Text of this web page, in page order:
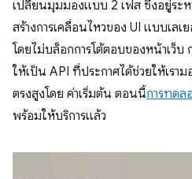
เปลี่ยนมุมมองแบบ 2 เฟส ซึ่งอยู่ระ
สร้างการเคลื่อนไหวของ UI แบบเล
โดยไม่บล็อกการโต้ตอบของหน้าเว็
ให้เป็น API ที่ประกาศได้ช่วยให้เรา
ตรงสูงโดย ค่าเริ่มต้น ตอนนี้การทดล
พร้อมให้บริการแล้ว